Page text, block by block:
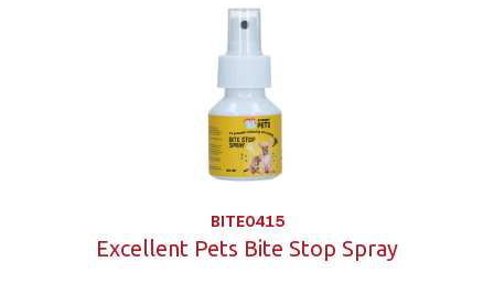
BITE0415
Excellent Pets Bite Stop Spray